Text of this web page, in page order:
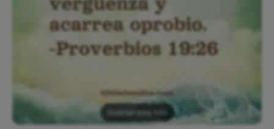
Guardar esta foto